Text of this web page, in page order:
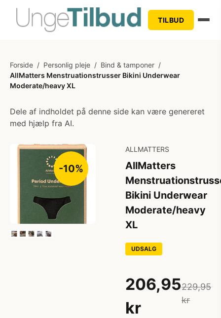
TILBUD
Forside / Personlig pleje / Bind & tamponer /
AllMatters Menstruationstrusser Bikini Underwear
Moderate/heavy XL
Dele af indholdet på denne side kan være genereret
med hjælp fra AI.
-10%
ALLMATTERS
AllMatters
Bikini Underwear
Moderate/heavy
XL
UDSALG
206,95
kr
229,95
kr